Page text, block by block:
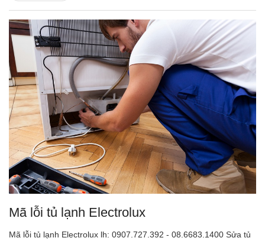
Mã lỗi tủ lạnh Electrolux
Mã lỗi tủ lạnh Electrolux lh: 0907.727.392 - 08.6683.1400 Sửa tủ